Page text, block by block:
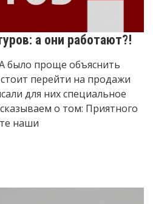
а они работают?!
было проще объяснить
перейти на продажи
для них специальное
о том: Приятного
наши